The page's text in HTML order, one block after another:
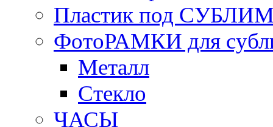
Пластик под
ФотоРАМКИ для
Металл
Стекло
ЧАСЫ